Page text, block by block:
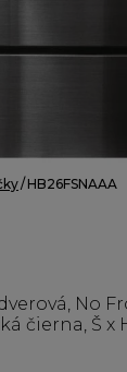
HB26FSNAAA
No
čierna, Š x